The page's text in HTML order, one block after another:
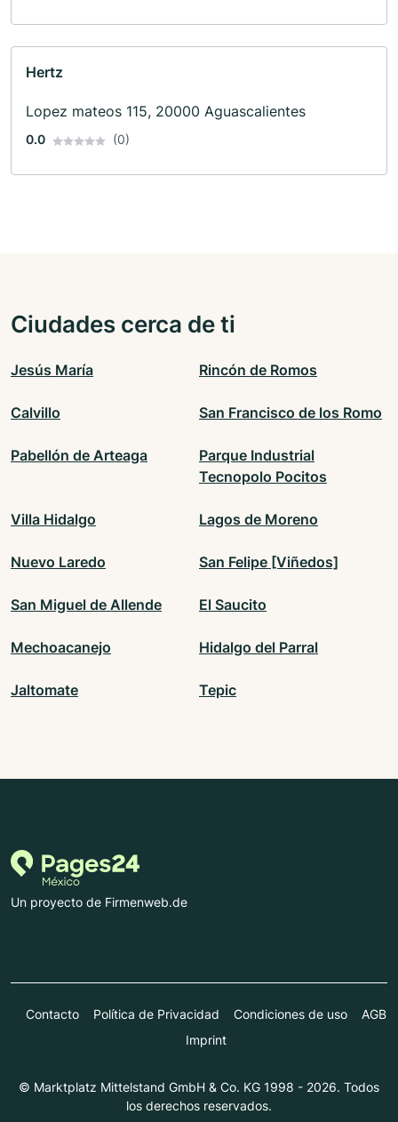
Hertz
Lopez mateos 115, 20000 Aguascalientes
0.0 (0)
Ciudades cerca de ti
Jesús María Rincón de Romos
Calvillo San Francisco de los Romo
Pabellón de Arteaga
Parque Industrial
Tecnopolo Pocitos
Villa Hidalgo Lagos de Moreno
Nuevo Laredo San Felipe [Viñedos]
San Miguel de Allende El Saucito
Mechoacanejo Hidalgo del Parral
Jaltomate Tepic
Un proyecto de Firmenweb.de
Contacto Política de Privacidad Condiciones de uso
AGB
Imprint
© Marktplatz Mittelstand GmbH & Co. KG 1998 - 2026. Todos
los derechos reservados.